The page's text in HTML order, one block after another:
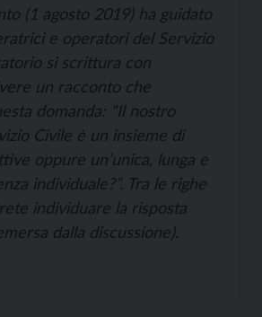
(1 agosto 2019) ha guidato
e operatori del Servizio
si scrittura con
un racconto che
domanda: "Il nostro
Civile è un insieme di
oppure un’unica, lunga e
individuale?”. Tra le righe
individuare la risposta
dalla discussione).